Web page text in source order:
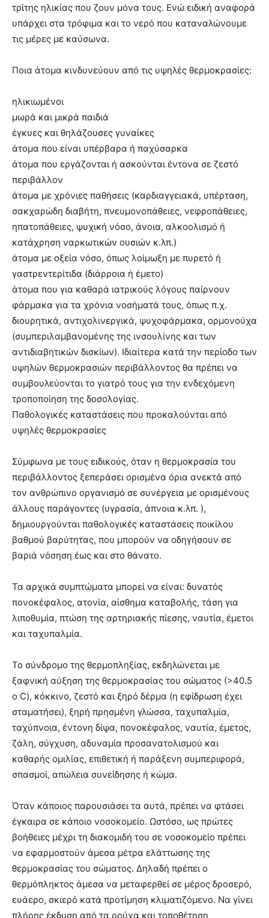
τρίτης ηλικίας που ζουν μόνα τους. Ενώ ειδική αναφορά
υπάρχει στα τρόφιμα και το νερό που καταναλώνουμε
τις μέρες με καύσωνα.
Ποια άτομα κινδυνεύουν από τις υψηλές θερμοκρασίες:
ηλικιωμένοι
μωρά και μικρά παιδιά
έγκυες και θηλάζουσες γυναίκες
άτομα που είναι υπέρβαρα ή παχύσαρκα
άτομα που εργάζονται ή ασκούνται έντονα σε ζεστό
περιβάλλον
άτομα με χρόνιες παθήσεις (καρδιαγγειακά, υπέρταση,
σακχαρώδη διαβήτη, πνευμονοπάθειες, νεφροπάθειες,
ηπατοπάθειες, ψυχική νόσο, άνοια, αλκοολισμό ή
κατάχρηση ναρκωτικών ουσιών κ.λπ.)
άτομα με οξεία νόσο, όπως λοίμωξη με πυρετό ή
γαστρεντερίτιδα (διάρροια ή έμετο)
άτομα που για καθαρά ιατρικούς λόγους παίρνουν
φάρμακα για τα χρόνια νοσήματά τους, όπως π.χ.
διουρητικά, αντιχολινεργικά, ψυχοφάρμακα, ορμονούχα
(συμπεριλαμβανομένης της ινσουλίνης και των
αντιδιαβητικών δισκίων). Ιδιαίτερα κατά την περίοδο των
υψηλών θερμοκρασιών περιβάλλοντος θα πρέπει να
συμβουλεύονται το γιατρό τους για την ενδεχόμενη
τροποποίηση της δοσολογίας.
Παθολογικές καταστάσεις που προκαλούνται από
υψηλές θερμοκρασίες
Σύμφωνα με τους ειδικούς, όταν η θερμοκρασία του
περιβάλλοντος ξεπεράσει ορισμένα όρια ανεκτά από
τον ανθρώπινο οργανισμό σε συνέργεια με ορισμένους
άλλους παράγοντες (υγρασία, άπνοια κ.λπ. ),
δημιουργούνται παθολογικές καταστάσεις ποικίλου
βαθμού βαρύτητας, που μπορούν να οδηγήσουν σε
βαριά νόσηση έως και στο θάνατο.
Τα αρχικά συμπτώματα μπορεί να είναι: δυνατός
πονοκέφαλος, ατονία, αίσθημα καταβολής, τάση για
λιποθυμία, πτώση της αρτηριακής πίεσης, ναυτία, έμετοι
και ταχυπαλμία.
Το σύνδρομο της θερμοπληξίας, εκδηλώνεται με
ξαφνική αύξηση της θερμοκρασίας του σώματος (>40.5
ο C), κόκκινο, ζεστό και ξηρό δέρμα (η εφίδρωση έχει
σταματήσει), ξηρή πρησμένη γλώσσα, ταχυπαλμία,
ταχύπνοια, έντονη δίψα, πονοκέφαλος, ναυτία, έμετος,
ζάλη, σύγχυση, αδυναμία προσανατολισμού και
καθαρής ομιλίας, επιθετική ή παράξενη συμπεριφορά,
σπασμοί, απώλεια συνείδησης ή κώμα.
Όταν κάποιος παρουσιάσει τα αυτά, πρέπει να φτάσει
έγκαιρα σε κάποιο νοσοκομείο. Ωστόσο, ως πρώτες
βοήθειες μέχρι τη διακομιδή του σε νοσοκομείο πρέπει
να εφαρμοστούν άμεσα μέτρα ελάττωσης της
θερμοκρασίας του σώματος. Δηλαδή πρέπει ο
θερμόπληκτος άμεσα να μεταφερθεί σε μέρος δροσερό,
ευάερο, σκιερό κατά προτίμηση κλιματιζόμενο. Να γίνει
πλήρης έκδυση από τα ρούχα και τοποθέτηση